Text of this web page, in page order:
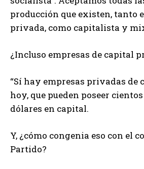
producción que existen, tanto
privada, como capitalista y
¿Incluso empresas de capital
“Sí hay empresas privadas de
hoy, que pueden poseer
dólares en capital.
Y, ¿cómo congenia eso con el
Partido?